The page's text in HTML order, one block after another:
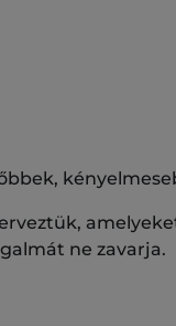
ne zavarja.